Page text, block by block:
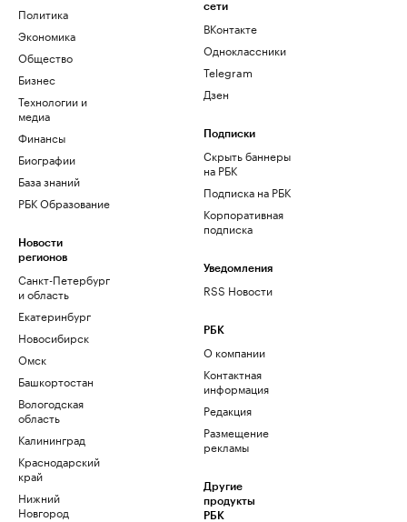
Политика
Экономика
Общество
Бизнес
Технологии и
медиа
Финансы
Биографии
База знаний
РБК Образование
Новости
регионов
Санкт-Петербург
и область
Екатеринбург
Новосибирск
Омск
Башкортостан
Вологодская
область
Калининград
Краснодарский
край
Нижний
Новгород
сети
ВКонтакте
Одноклассники
Telegram
Дзен
Подписки
Скрыть баннеры
на РБК
Подписка на РБК
Корпоративная
подписка
Уведомления
RSS Новости
РБК
О компании
Контактная
информация
Редакция
Размещение
рекламы
Другие
продукты
РБК